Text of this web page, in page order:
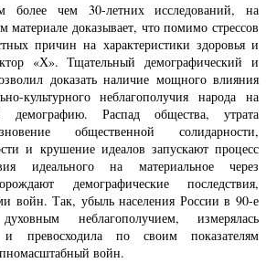
более чем 30-летних исследований, на
материале доказывает, что помимо стрессов
причин на характеристики здоровья и
«Х». Тщательный демографический и
доказать наличие мощного влияния
культурного неблагополучия народа на
демографию. Распад общества, утрата
общественной солидарности,
и крушение идеалов запускают процесс
идеального на материальное через
демографические последствия,
войн. Так, убыль населения России в 90-е
неблагополучием, измерялась
превосходила по своим показателям
войн.